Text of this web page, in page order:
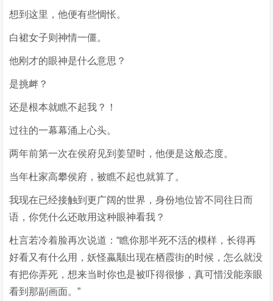
想到这里，他便有些惆怅。
白裙女子则神情一僵。
他刚才的眼神是什么意思？
是挑衅？
还是根本就瞧不起我？！
过往的一幕幕涌上心头。
两年前第一次在侯府见到姜望时，他便是这般态度。
当年杜家高攀侯府，被瞧不起也就算了。
我现在已经接触到更广阔的世界，身份地位皆不同往日而
语，你凭什么还敢用这种眼神看我？
杜言若冷着脸再次说道：“瞧你那半死不活的模样，长得再
好看又有什么用，妖怪蠃颙出现在栖霞街的时候，怎么就没
有把你弄死，想来当时你也是被吓得很惨，真可惜没能亲眼
看到那副画面。”